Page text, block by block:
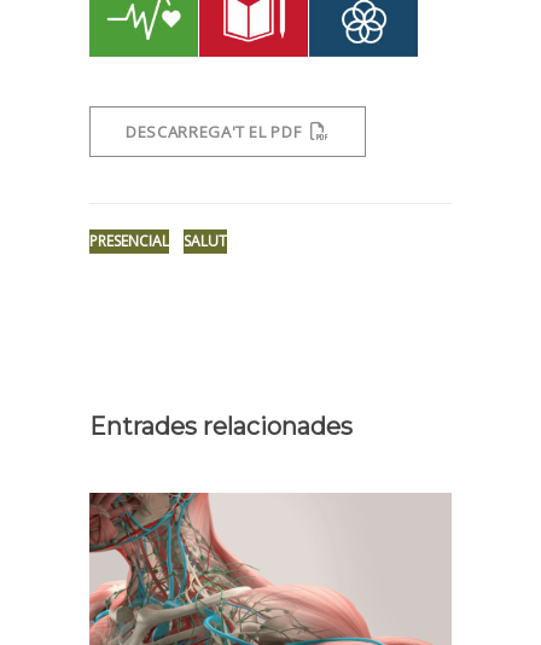
DESCARREGA'T EL PDF
PRESENCIAL SALUT
Entrades relacionades